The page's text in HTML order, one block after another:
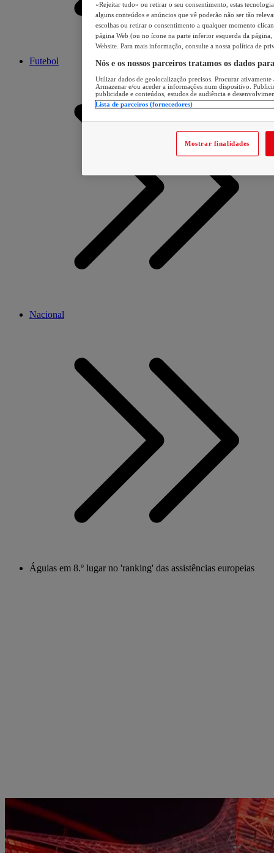
Futebol
Nacional
Águias em 8.º lugar no 'ranking' das assistências europeias
«Rejeitar tudo» ou retirar o seu consentimento, estas
alguns conteúdos e anúncios que vê poderão não ser tão
escolhas ou retirar o consentimento a qualquer momento
página Web (ou no ícone na parte inferior esquerda da página,
Website. Para mais informação, consulte a nossa política de
Nós e os nossos parceiros tratamos os dados
Utilizar dados de geolocalização precisos. Procurar
Armazenar e/ou aceder a informações num dispositivo.
publicidade e conteúdos, estudos de audiência e
Lista de parceiros (fornecedores)
Mostrar finalidades